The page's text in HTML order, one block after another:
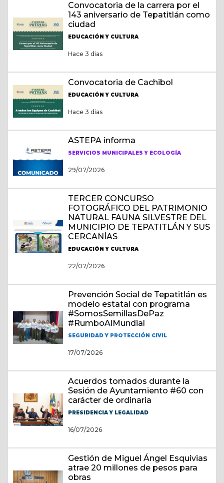
Convocatoria de la carrera por el
143 aniversario de Tepatitlán como
ciudad
EDUCACIÓN Y CULTURA
Hace 3 dias
Convocatoria de Cachibol
EDUCACIÓN Y CULTURA
Hace 3 dias
ASTEPA informa
SERVICIOS MUNICIPALES Y ECOLOGÍA
29/07/2026
TERCER CONCURSO
FOTOGRÁFICO DEL PATRIMONIO
NATURAL FAUNA SILVESTRE DEL
MUNICIPIO DE TEPATITLÁN Y SUS
CERCANÍAS
EDUCACIÓN Y CULTURA
22/07/2026
Prevención Social de Tepatitlán es
modelo estatal con programa
#SomosSemillasDePaz
#RumboAlMundial
SEGURIDAD Y PROTECCIÓN CIVIL
17/07/2026
Acuerdos tomados durante la
Sesión de Ayuntamiento #60 con
carácter de ordinaria
PRESIDENCIA Y LEGALIDAD
16/07/2026
Gestión de Miguel Ángel Esquivias
atrae 20 millones de pesos para
obras